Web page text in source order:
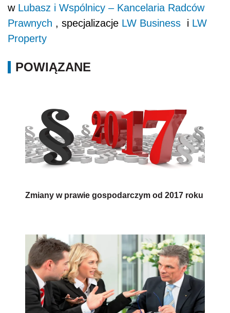
w Lubasz i Wspólnicy – Kancelaria Radców
Prawnych , specjalizacje LW Business i LW
Property
POWIĄZANE
Zmiany w prawie gospodarczym od 2017 roku